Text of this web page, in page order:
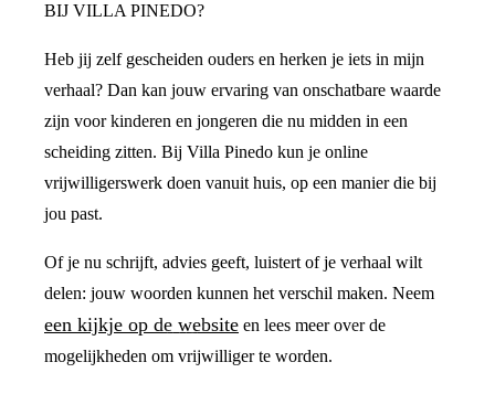
BIJ VILLA PINEDO?
Heb jij zelf gescheiden ouders en herken je iets in mijn
verhaal? Dan kan jouw ervaring van onschatbare waarde
zijn voor kinderen en jongeren die nu midden in een
scheiding zitten. Bij Villa Pinedo kun je online
vrijwilligerswerk doen vanuit huis, op een manier die bij
jou past.
Of je nu schrijft, advies geeft, luistert of je verhaal wilt
delen: jouw woorden kunnen het verschil maken. Neem
een kijkje op de website en lees meer over de
mogelijkheden om vrijwilliger te worden.